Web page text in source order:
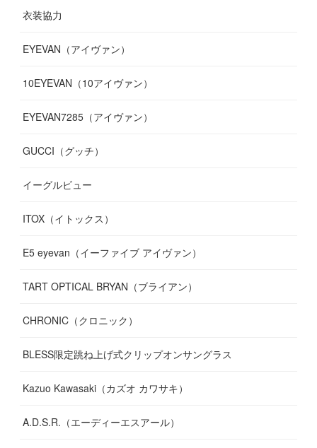
(8
(9
(19
(12)
(10)
(10
(17)
(11)
(10)
(7
(7
(10)
(11)
12)
( 7
(13)
(11)
(13)
7)
(12)
(
( 5
(8)
(12)
11)
(13)
(13)
(10 )
(10)
13)
(16)
(14)
(17)
衣装協力
EYEVAN（アイヴァン）
10EYEVAN（10アイヴァン）
EYEVAN7285（アイヴァン）
GUCCI（グッチ）
イーグルビュー
ITOX（イトックス）
E5 eyevan（イーファイブ アイヴァン）
TART OPTICAL BRYAN（ブライアン）
CHRONIC（クロニック）
BLESS限定跳ね上げ式クリップオンサングラス
Kazuo Kawasaki（カズオ カワサキ）
A.D.S.R.（エーディーエスアール）